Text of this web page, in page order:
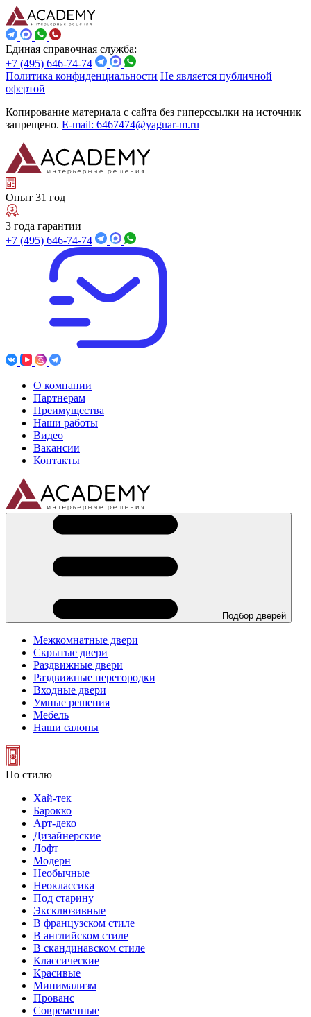
Единая справочная служба:
+7 (495) 646-74-74
Политика конфиденциальности Не является публичной
офертой
Копирование материала с сайта без гиперссылки на источник
запрещено. E-mail: 6467474@yaguar-m.ru
Опыт 31 год
3 года гарантии
+7 (495) 646-74-74
О компании
Партнерам
Преимущества
Наши работы
Видео
Вакансии
Контакты
Подбор дверей
Межкомнатные двери
Скрытые двери
Раздвижные двери
Раздвижные перегородки
Входные двери
Умные решения
Мебель
Наши салоны
По стилю
Хай-тек
Барокко
Арт-деко
Дизайнерские
Лофт
Модерн
Необычные
Неоклассика
Под старину
Эксклюзивные
В французском стиле
В английском стиле
В скандинавском стиле
Классические
Красивые
Минимализм
Прованс
Современные